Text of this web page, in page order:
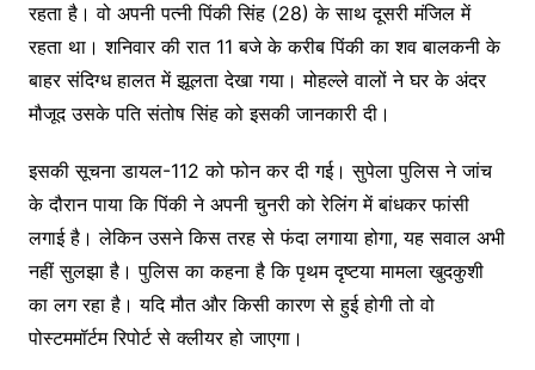
रहता है। वो अपनी पत्नी पिंकी सिंह (28) के साथ दूसरी मंजिल में
रहता था। शनिवार की रात 11 बजे के करीब पिंकी का शव बालकनी के
बाहर संदिग्ध हालत में झूलता देखा गया। मोहल्ले वालों ने घर के अंदर
मौजूद उसके पति संतोष सिंह को इसकी जानकारी दी।
इसकी सूचना डायल-112 को फोन कर दी गई। सुपेला पुलिस ने जांच
के दौरान पाया कि पिंकी ने अपनी चुनरी को रेलिंग में बांधकर फांसी
लगाई है। लेकिन उसने किस तरह से फंदा लगाया होगा, यह सवाल अभी
नहीं सुलझा है। पुलिस का कहना है कि पृथम दृष्टया मामला खुदकुशी
का लग रहा है। यदि मौत और किसी कारण से हुई होगी तो वो
पोस्टममॉर्टम रिपोर्ट से क्लीयर हो जाएगा।